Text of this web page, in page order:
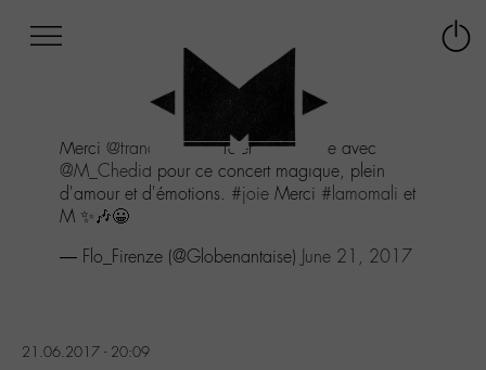
au
menu
Aller
au
contenu
Merci @franceinterde fêter la musique avec
@M_Chedid pour ce concert magique, plein
d'amour et d'émotions. #joie Merci #lamomali et
M ✨🎶😀
— Flo_Firenze (@Globenantaise) June 21, 2017
21.06.2017 - 20:09